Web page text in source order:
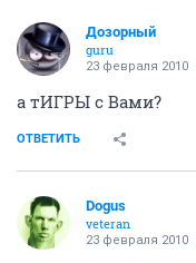
Дозорный
guru
23 февраля 2010
а тИГРЫ с Вами?
ОТВЕТИТЬ
Dogus
veteran
23 февраля 2010